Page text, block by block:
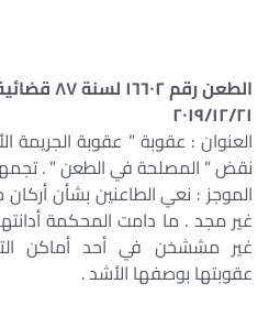
الطعن رقم
٢٠١٩/١٢/٢١
العنوان : عقوبة ” عقوبة الجريمة
نقض ” المصلحة في الطعن ” .
الموجز : نعي الطاعنين بشأن أركان
غير مجد . ما دامت المحكمة
غير مششخن في أحد أماكن
عقوبتها بوصفها الأشد .